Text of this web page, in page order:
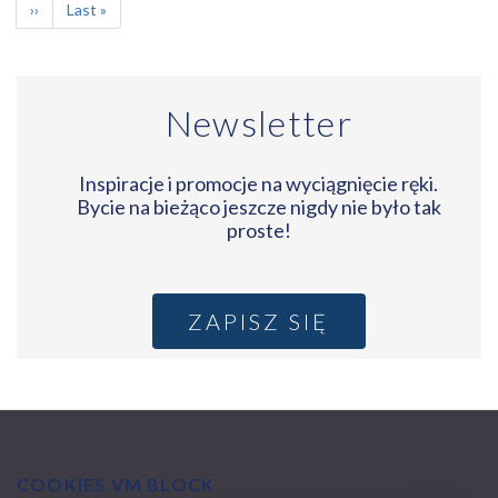
Następna
strona
››
Ostatnia
strona
Last »
Newsletter
Inspiracje i promocje na wyciągnięcie ręki.
Bycie na bieżąco jeszcze nigdy nie było tak
proste!
ZAPISZ SIĘ
COOKIES VM BLOCK